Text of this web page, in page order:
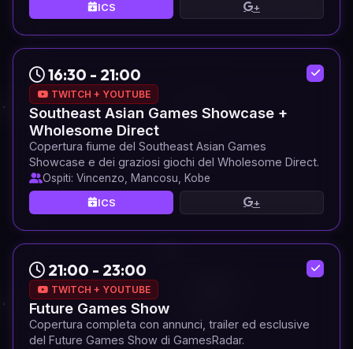
ICS +
16:30 - 21:00
TWITCH + YOUTUBE
Southeast Asian Games Showcase +
Wholesome Direct
Copertura fiume del Southeast Asian Games
Showcase e dei graziosi giochi del Wholesome Direct.
Ospiti: Vincenzo, Mancosu, Kobe
ICS +
21:00 - 23:00
TWITCH + YOUTUBE
Future Games Show
Copertura completa con annunci, trailer ed esclusive
del Future Games Show di GamesRadar.